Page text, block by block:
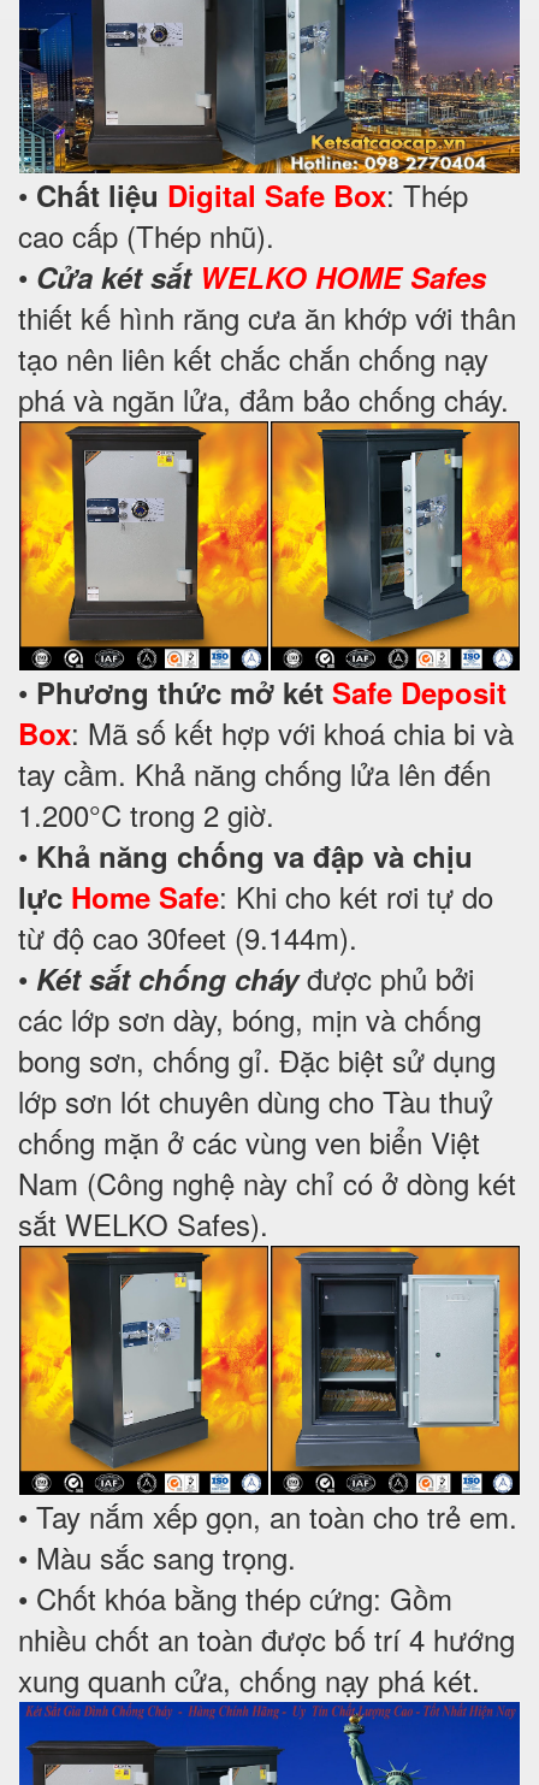
• Chất liệu Digital Safe Box: Thép
cao cấp (Thép nhũ).
• Cửa két sắt WELKO HOME Safes
thiết kế hình răng cưa ăn khớp với thân
tạo nên liên kết chắc chắn chống nạy
phá và ngăn lửa, đảm bảo chống cháy.
• Phương thức mở két Safe Deposit
Box: Mã số kết hợp với khoá chia bi và
tay cầm. Khả năng chống lửa lên đến
1.200°C trong 2 giờ.
• Khả năng chống va đập và chịu
lực Home Safe: Khi cho két rơi tự do
từ độ cao 30feet (9.144m).
• Két sắt chống cháyđược phủ bởi
các lớp sơn dày, bóng, mịn và chống
bong sơn, chống gỉ. Đặc biệt sử dụng
lớp sơn lót chuyên dùng cho Tàu thuỷ
chống mặn ở các vùng ven biển Việt
Nam (Công nghệ này chỉ có ở dòng két
sắt WELKO Safes).
• Tay nắm xếp gọn, an toàn cho trẻ em.
• Màu sắc sang trọng.
• Chốt khóa bằng thép cứng: Gồm
nhiều chốt an toàn được bố trí 4 hướng
xung quanh cửa, chống nạy phá két.